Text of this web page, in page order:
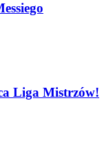
Liga Mistrzów!